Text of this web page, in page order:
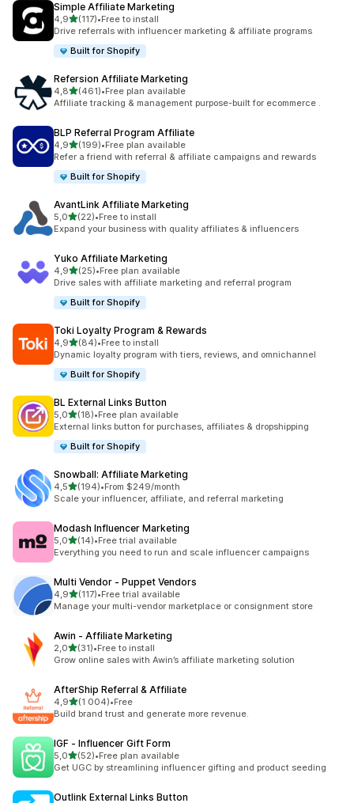
Simple Affiliate Marketing
4,9z 5 hvězd
(117)
Celkový počet recenzí: 117
•Free to install
Drive referrals with influencer marketing & affiliate programs
Built for Shopify
Refersion Affiliate Marketing
4,8z 5 hvězd
(461)
Celkový počet recenzí: 461
•Free plan available
Affiliate tracking & management purpose-built for ecommerce .
BLP Referral Program Affiliate
4,9z 5 hvězd
(199)
Celkový počet recenzí: 199
•Free plan available
Refer a friend with referral & affiliate campaigns and rewards
Built for Shopify
AvantLink Affiliate Marketing
5,0z 5 hvězd
(22)
Celkový počet recenzí: 22
•Free to install
Expand your business with quality affiliates & influencers
Yuko Affiliate Marketing
4,9z 5 hvězd
(25)
Celkový počet recenzí: 25
•Free plan available
Drive sales with affiliate marketing and referral program
Built for Shopify
Toki Loyalty Program & Rewards
4,9z 5 hvězd
(84)
Celkový počet recenzí: 84
•Free to install
Dynamic loyalty program with tiers, reviews, and omnichannel
Built for Shopify
BL External Links Button
5,0z 5 hvězd
(18)
Celkový počet recenzí: 18
•Free plan available
External links button for purchases, affiliates & dropshipping
Built for Shopify
Snowball: Affiliate Marketing
4,5z 5 hvězd
(194)
Celkový počet recenzí: 194
•From $249/month
Scale your influencer, affiliate, and referral marketing
Modash Influencer Marketing
5,0z 5 hvězd
(14)
Celkový počet recenzí: 14
•Free trial available
Everything you need to run and scale influencer campaigns
Multi Vendor ‑ Puppet Vendors
4,9z 5 hvězd
(117)
Celkový počet recenzí: 117
•Free trial available
Manage your multi-vendor marketplace or consignment store
Awin ‑ Affiliate Marketing
2,0z 5 hvězd
(31)
Celkový počet recenzí: 31
•Free to install
Grow online sales with Awin’s affiliate marketing solution
AfterShip Referral & Affiliate
4,9z 5 hvězd
(1 004)
Celkový počet recenzí: 1004
•Free
Build brand trust and generate more revenue.
IGF ‑ Influencer Gift Form
5,0z 5 hvězd
(52)
Celkový počet recenzí: 52
•Free plan available
Get UGC by streamlining influencer gifting and product seeding
Outlink External Links Button